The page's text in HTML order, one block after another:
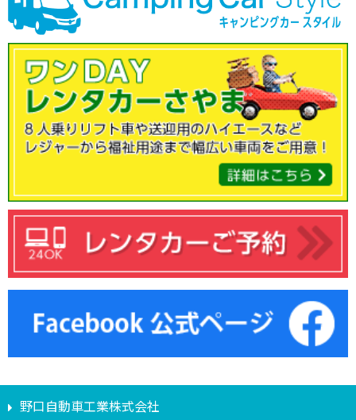
野口自動車工業株式会社